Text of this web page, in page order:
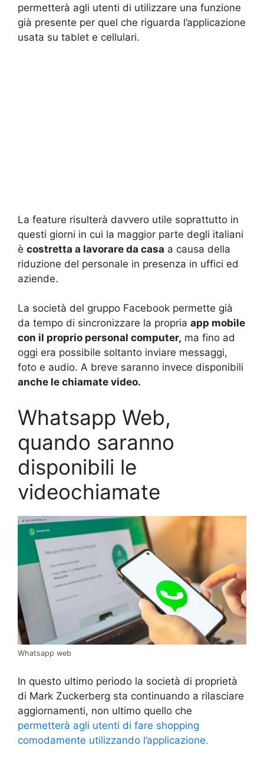
permetterà agli utenti di utilizzare una funzione
già presente per quel che riguarda l’applicazione
usata su tablet e cellulari.
La feature risulterà davvero utile soprattutto in
questi giorni in cui la maggior parte degli italiani
è costretta a lavorare da casa a causa della
riduzione del personale in presenza in uffici ed
aziende.
La società del gruppo Facebook permette già
da tempo di sincronizzare la propria app mobile
con il proprio personal computer, ma fino ad
oggi era possibile soltanto inviare messaggi,
foto e audio. A breve saranno invece disponibili
anche le chiamate video.
Whatsapp Web,
quando saranno
disponibili le
videochiamate
Whatsapp web
In questo ultimo periodo la società di proprietà
di Mark Zuckerberg sta continuando a rilasciare
aggiornamenti, non ultimo quello che
permetterà agli utenti di fare shopping
comodamente utilizzando l’applicazione.